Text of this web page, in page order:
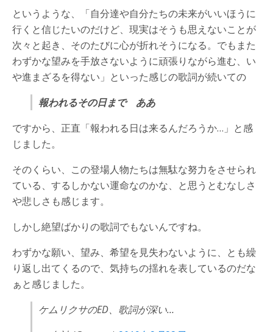
というような、「自分達や自分たちの未来がいいほうに
行くと信じたいのだけど、現実はそうも思えないことが
次々と起き、そのたびに心が折れそうになる。でもまた
わずかな望みを手放さないように頑張りながら進む、い
や進まざるを得ない」といった感じの歌詞が続いての
報われるその日まで ああ
ですから、正直「報われる日は来るんだろうか…」と感
じました。
そのくらい、この登場人物たちは無駄な努力をさせられ
ている、するしかない運命なのかな、と思うとむなしさ
や悲しさも感じます。
しかし絶望ばかりの歌詞でもないんですね。
わずかな願い、望み、希望を見失わないように、とも繰
り返し出てくるので、気持ちの揺れを表しているのだな
ぁと感じました。
ケムリクサのED、歌詞が深い…